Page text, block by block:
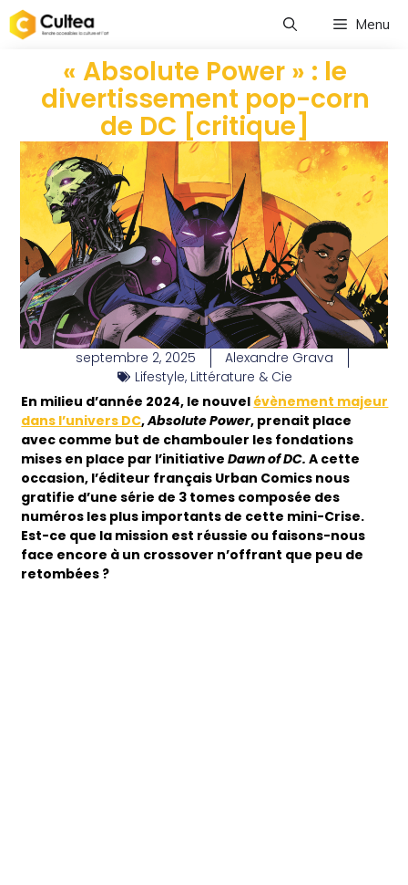
Menu
« Absolute Power » : le
divertissement pop-corn
de DC [critique]
septembre 2, 2025
Alexandre Grava
Lifestyle, Littérature & Cie
En milieu d’année 2024, le nouvel évènement majeur
dans l’univers DC,Absolute Power, prenait place
avec comme but de chambouler les fondations
mises en place par l’initiativeDawn of DC. A cette
occasion, l’éditeur français Urban Comics nous
gratifie d’une série de 3 tomes composée des
numéros les plus importants de cette mini-Crise.
Est-ce que la mission est réussie ou faisons-nous
face encore à un crossover n’offrant que peu de
retombées ?